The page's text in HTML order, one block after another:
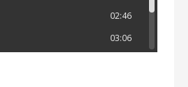
02:46
03:06